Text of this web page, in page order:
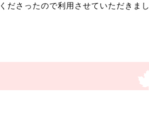
ださったので利用させていただきまし